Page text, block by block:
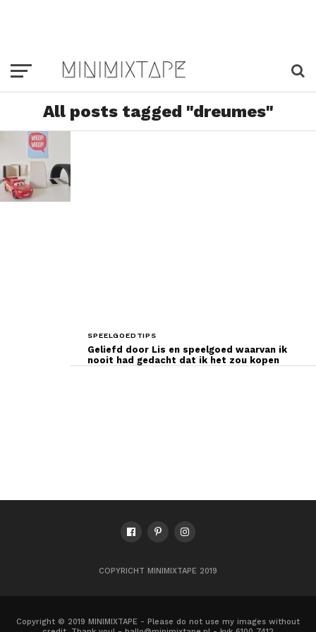
All posts tagged "dreumes"
SPEELGOEDTIPS
Geliefd door Lis en speelgoed waarvan ik
nooit had gedacht dat ik het zou kopen
COPYRICHT MINIMIXTAPE 2019
Copyright © 2019 MINIMIXTAPE - Please do not use my images without